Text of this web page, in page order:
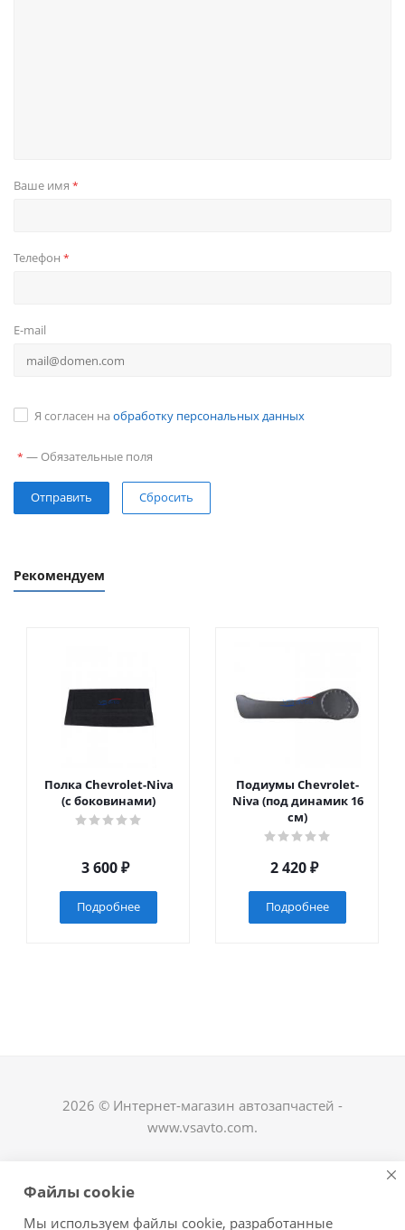
Ваше имя *
Телефон *
E-mail
Я согласен на обработку персональных данных
* — Обязательные поля
Сбросить
Рекомендуем
Полка Chevrolet-Niva
(с боковинами)
3 600₽
Подробнее
Подиумы Chevrolet-
Niva (под динамик 16
см)
2 420₽
Подробнее
2026 © Интернет-магазин автозапчастей -
www.vsavto.com.
+7 (8482) 622-122 avtovs@yandex.ru
Файлы cookie
Мы используем файлы cookie, разработанные